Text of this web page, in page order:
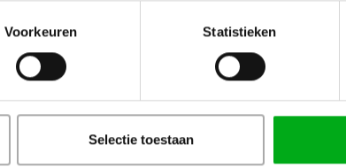
Voorkeuren Statistieken
Selectie toestaan